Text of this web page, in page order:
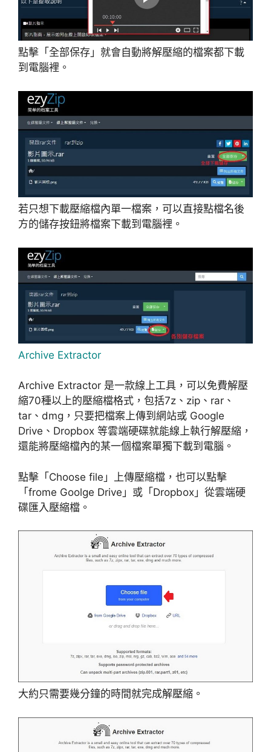
點擊「全部保存」就會自動將解壓縮的檔案都下載
到電腦裡。
若只想下載壓縮檔內單一檔案，可以直接點檔名後
方的儲存按鈕將檔案下載到電腦裡。
Archive Extractor
Archive Extractor 是一款線上工具，可以免費解壓
縮70種以上的壓縮檔格式，包括7z、zip、rar、
tar、dmg，只要把檔案上傳到網站或 Google
Drive、Dropbox 等雲端硬碟就能線上執行解壓縮，
還能將壓縮檔內的某一個檔案單獨下載到電腦。
點擊「Choose file」上傳壓縮檔，也可以點擊
「frome Goolge Drive」或「Dropbox」從雲端硬
碟匯入壓縮檔。
大約只需要幾分鐘的時間就完成解壓縮。